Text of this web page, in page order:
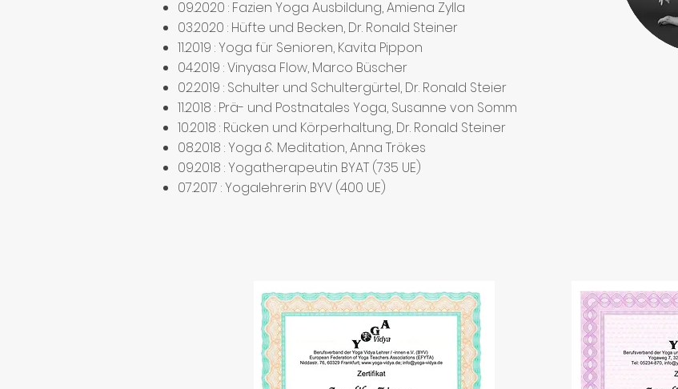
09.2020 : Fazien Yoga Ausbildung, Amiena Zylla
03.2020 : Hüfte und Becken, Dr. Ronald Steiner
11.2019 : Yoga für Senioren, Kavita Pippon
04.2019 : Vinyasa Flow, Marco Büscher
02.2019 : Schulter und Schultergürtel, Dr. Ronald Steier
11.2018 : Prä- und Postnatales Yoga, Susanne von Somm
10.2018 : Rücken und Körperhaltung, Dr. Ronald Steiner
08.2018 : Yoga & Meditation, Anna Trökes
09.2018 : Yogatherapeutin BYAT (735 UE)
07.2017 : Yogalehrerin BYV (400 UE)